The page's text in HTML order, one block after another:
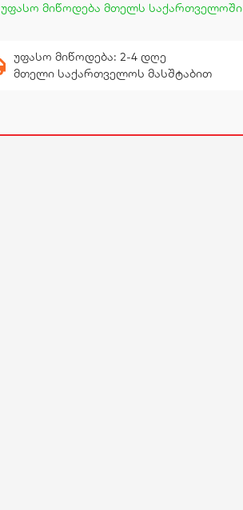
უფასო მიწოდება მთელს საქართველოში
უფასო მიწოდება: 2-4 დღე
მთელი საქართველოს მასშტაბით